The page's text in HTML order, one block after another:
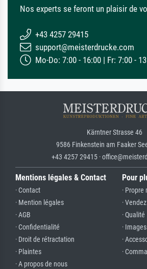
Nos experts se feront un plaisir de
+43 4257 29415
support@meisterdrucke.com
Mo-Do: 7:00 - 16:00 | Fr: 7:00 -
Kärntner Strasse 46
9586 Finkenstein am Faaker
+43 4257 29415 ·
Mentions légales & Contact
· Contact
· Mention légales
· AGB
· Confidentialité
· Droit de rétractation
· Plaintes
· A propos de nous
Pour
·
·
· Qualité
·
·
·